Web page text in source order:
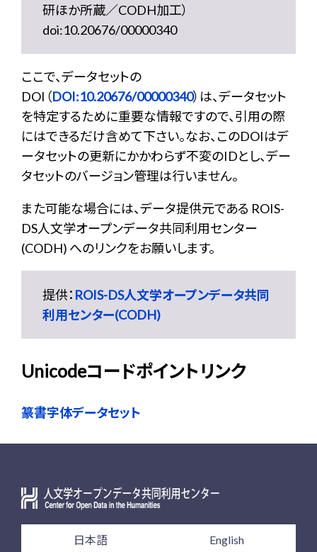
研ほか所蔵／CODH加工）
doi:10.20676/00000340
ここで、データセットの
DOI（DOI:10.20676/00000340）は、データセット
を特定するために重要な情報ですので、引用の際
にはできるだけ含めて下さい。なお、このDOIはデ
ータセットの更新にかかわらず不変のIDとし、デー
タセットのバージョン管理は行いません。
また可能な場合には、データ提供元である ROIS-
DS人文学オープンデータ共同利用センター
(CODH) へのリンクをお願いします。
提供： ROIS-DS人文学オープンデータ共同
利用センター(CODH)
Unicodeコードポイントリンク
篆書字体データセット
日本語 English